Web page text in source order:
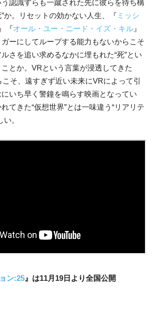
認識すらも一蹴された先に彼らを待ち構
”か。リセットの効かない人生、『 ミッシ
『オール・ユー・ニード・イズ・キル』
ーにしてループする能力もないからこそ
さを追い求めるなかに埋もれた“死”とい
とか。VRという言葉が浸透してきた
そ、遠すぎず近い未来にVRによって引
いち早く警鐘を鳴らす映画となってい
てきた“仮想世界”とは一味違う“リアリテ
。
ン:25 』は11月19日より全国公開